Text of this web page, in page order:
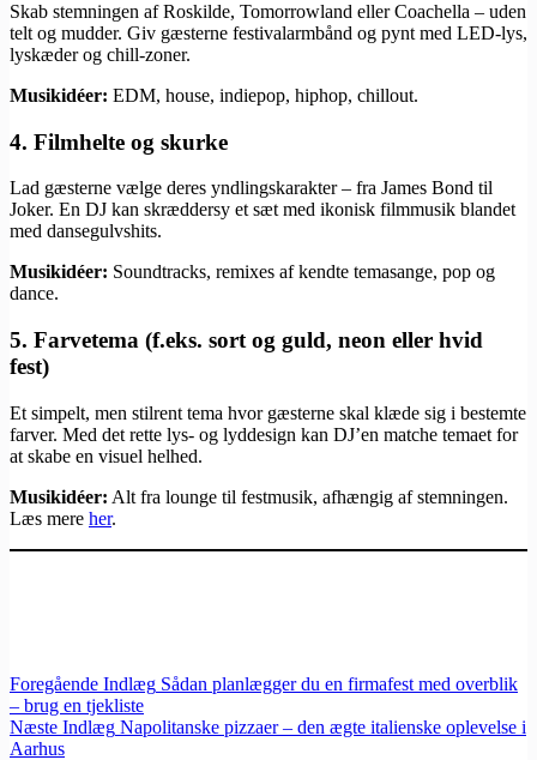
Skab stemningen af Roskilde, Tomorrowland eller Coachella – uden
telt og mudder. Giv gæsterne festivalarmbånd og pynt med LED-lys,
lyskæder og chill-zoner.
Musikidéer: EDM, house, indiepop, hiphop, chillout.
4. Filmhelte og skurke
Lad gæsterne vælge deres yndlingskarakter – fra James Bond til
Joker. En DJ kan skræddersy et sæt med ikonisk filmmusik blandet
med dansegulvshits.
Musikidéer: Soundtracks, remixes af kendte temasange, pop og
dance.
5. Farvetema (f.eks. sort og guld, neon eller hvid
fest)
Et simpelt, men stilrent tema hvor gæsterne skal klæde sig i bestemte
farver. Med det rette lys- og lyddesign kan DJ’en matche temaet for
at skabe en visuel helhed.
Musikidéer: Alt fra lounge til festmusik, afhængig af stemningen.
Læs mere her.
Foregående Indlæg Sådan planlægger du en firmafest med overblik
– brug en tjekliste
Næste Indlæg Napolitanske pizzaer – den ægte italienske oplevelse i
Aarhus